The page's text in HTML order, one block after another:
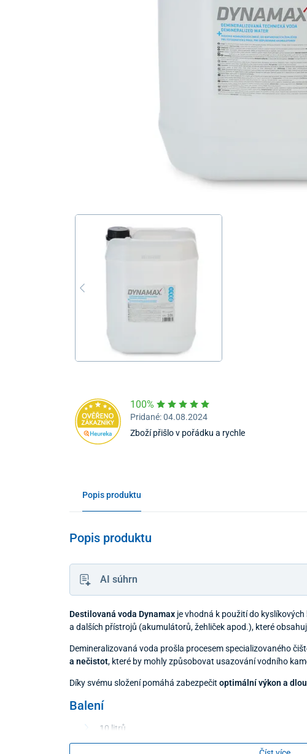
100%
Pridané: 04.08.2024
Zboží přišlo v pořádku a rychle
Popis produktu
Popis produktu
AI súhrn
Destilovaná voda Dynamaxje vhodná k použití do
a dalších přístrojů (akumulátorů, žehliček apod.), které
Demineralizovaná voda prošla procesem specializovaného
a nečistot, které by mohly způsobovat usazování vodního
Díky svému složení pomáhá zabezpečit optimální výkon a
Balení
10 litrů